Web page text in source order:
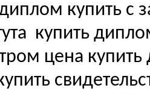
купить с
купить
цена